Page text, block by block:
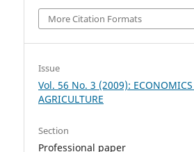
More Citation Formats
Issue
Vol. 56 No. 3 (2009): ECONOMICS
AGRICULTURE
Section
Professional paper